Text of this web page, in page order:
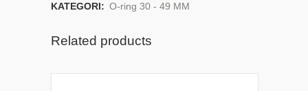
KATEGORI: O-ring 30 - 49 MM
Related products